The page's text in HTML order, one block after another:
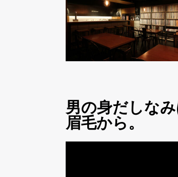
男の身だしな
眉毛から。